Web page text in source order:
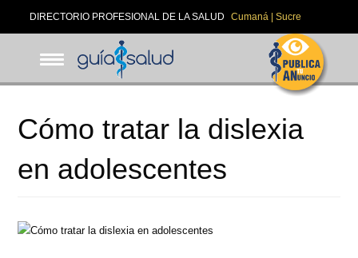
DIRECTORIO PROFESIONAL DE LA SALUD Cumaná | Sucre
Cómo tratar la dislexia
en adolescentes